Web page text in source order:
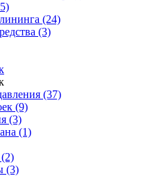
(24)
(3)
(37)
(9)
(3)
(1)
(3)